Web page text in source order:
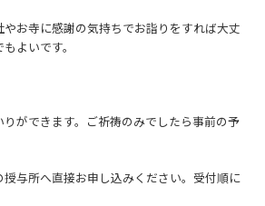
お寺に感謝の気持ちでお詣りをすれば大丈
よいです。
ができます。ご祈祷のみでしたら事前の予
与所へ直接お申し込みください。受付順に